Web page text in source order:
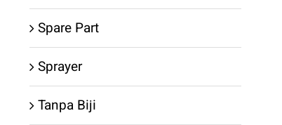
Spare Part
Sprayer
Tanpa Biji